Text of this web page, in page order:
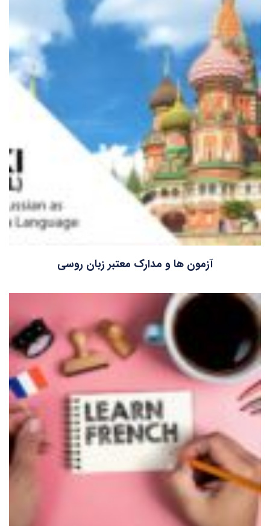
آزمون ها و مدارک معتبر زبان روسی